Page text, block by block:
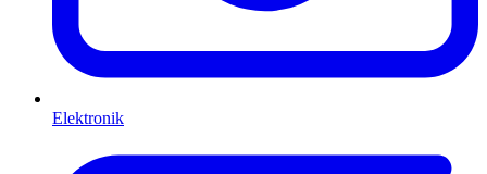
Elektronik